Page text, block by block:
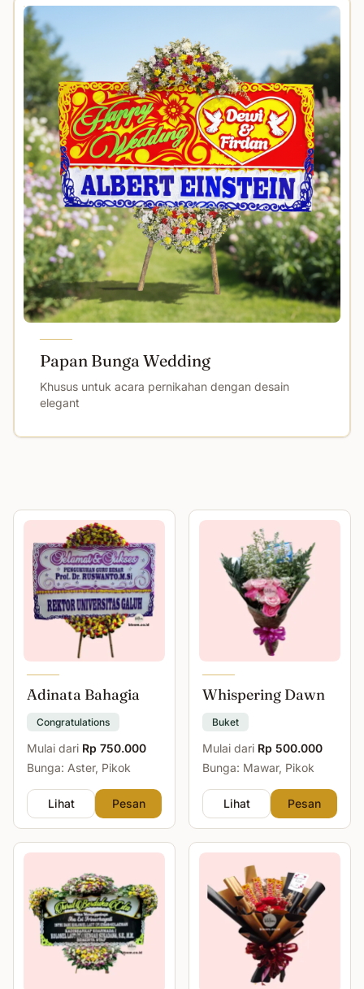
Papan Bunga Wedding
Khusus untuk acara pernikahan dengan desain
elegant
Adinata Bahagia
Congratulations
Mulai dari Rp 750.000
Bunga: Aster, Pikok
Lihat Pesan
Whispering Dawn
Buket
Mulai dari Rp 500.000
Bunga: Mawar, Pikok
Lihat Pesan